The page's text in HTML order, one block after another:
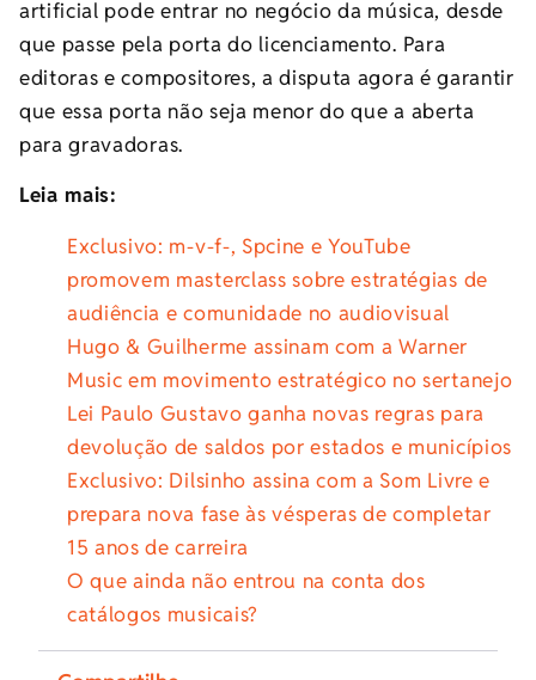
artificial pode entrar no negócio da música, desde
que passe pela porta do licenciamento. Para
editoras e compositores, a disputa agora é garantir
que essa porta não seja menor do que a aberta
para gravadoras.
Leia mais:
Exclusivo: m-v-f-, Spcine e YouTube
promovem masterclass sobre estratégias de
audiência e comunidade no audiovisual
Hugo & Guilherme assinam com a Warner
Music em movimento estratégico no sertanejo
Lei Paulo Gustavo ganha novas regras para
devolução de saldos por estados e municípios
Exclusivo: Dilsinho assina com a Som Livre e
prepara nova fase às vésperas de completar
15 anos de carreira
O que ainda não entrou na conta dos
catálogos musicais?